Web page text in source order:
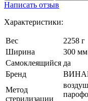
Написать отзыв
Характеристики:
Вес
2258 г
Ширина
300 мм
Самоклеящийся да
Бренд
Метод
стерилизации